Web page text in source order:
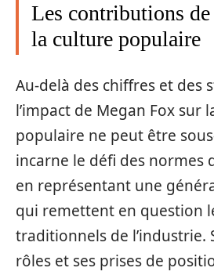
Les contributions
la culture populaire
Au-delà des chiffres et des
l’impact de Megan Fox sur
populaire ne peut être
incarne le défi des normes
en représentant une
qui remettent en question
traditionnels de l’industrie.
rôles et ses prises de